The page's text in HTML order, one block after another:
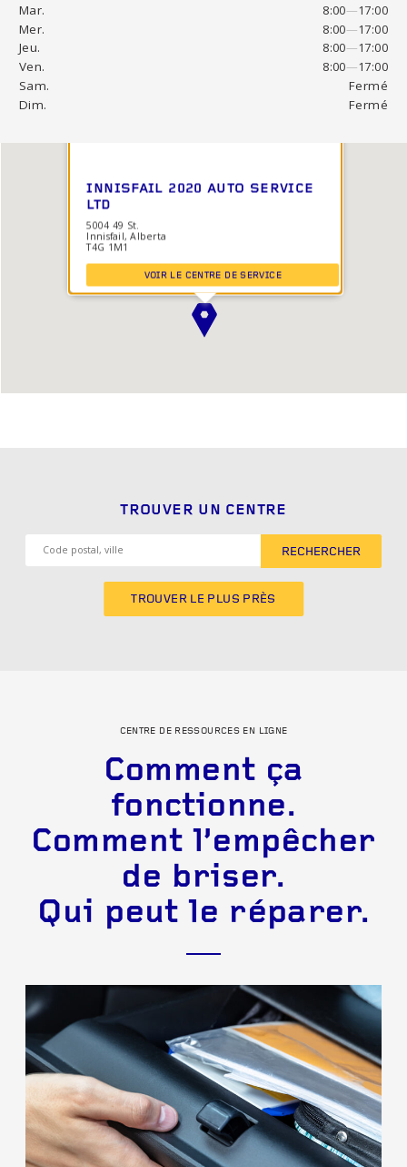
Mar.
8:00—17:00
Mer.
8:00—17:00
Jeu.
8:00—17:00
Ven.
8:00—17:00
Sam.
Fermé
Dim.
Fermé
INNISFAIL 2020 AUTO SERVICE
LTD
5004 49 St.
Innisfail, Alberta
T4G 1M1
VOIR LE CENTRE DE SERVICE
TROUVER UN CENTRE
RECHERCHER
TROUVER LE PLUS PRÈS
CENTRE DE RESSOURCES EN LIGNE
Comment ça
fonctionne.
Comment l’empêcher
de briser.
Qui peut le réparer.